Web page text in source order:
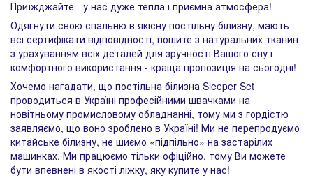
Приїжджайте - у нас дуже тепла і приємна атмосфера!
Одягнути свою спальню в якісну постільну білизну, мають
всі сертифікати відповідності, пошите з натуральних тканин
з урахуванням всіх деталей для зручності Вашого сну і
комфортного використання - краща пропозиція на сьогодні!
Хочемо нагадати, що постільна білизна Sleeper Set
проводиться в Україні професійними швачками на
новітньому промисловому обладнанні, тому ми з гордістю
заявляємо, що воно зроблено в Україні! Ми не перепродуємо
китайське білизну, не шиємо «підпільно» на застарілих
машинках. Ми працюємо тільки офіційно, тому Ви можете
бути впевнені в якості ліжку, яку купите у нас!